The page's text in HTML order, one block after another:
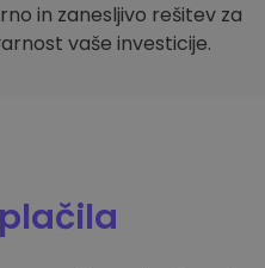
in zanesljivo rešitev za
vaše investicije.
plačila